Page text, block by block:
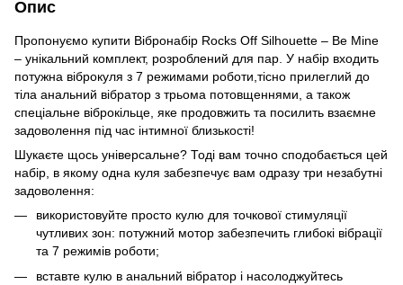
Опис
Пропонуємо купити Вібронабір Rocks Off Silhouette – Be Mine
– унікальний комплект, розроблений для пар. У набір входить
потужна віброкуля з 7 режимами роботи,тісно прилеглий до
тіла анальний вібратор з трьома потовщеннями, а також
спеціальне віброкільце, яке продовжить та посилить взаємне
задоволення під час інтимної близькості!
Шукаєте щось універсальне? Тоді вам точно сподобається цей
набір, в якому одна куля забезпечує вам одразу три незабутні
задоволення:
використовуйте просто кулю для точкової стимуляції
чутливих зон: потужний мотор забезпечить глибокі вібрації
та 7 режимів роботи;
вставте кулю в анальний вібратор і насолоджуйтесь